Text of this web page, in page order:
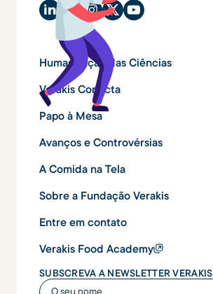
Humanização das Ciências
Verakis Conecta
Papo à Mesa
Avanços e Controvérsias
A Comida na Tela
Sobre a Fundação Verakis
Entre em contato
Verakis Food Academy
SUBSCREVA A NEWSLETTER VERAKIS
O seu nome